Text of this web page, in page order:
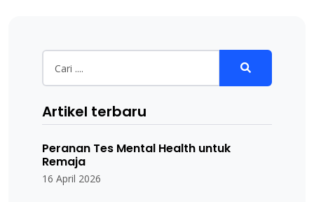
Artikel terbaru
Peranan Tes Mental Health untuk
Remaja
16 April 2026